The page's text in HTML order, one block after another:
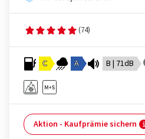
(74)
C A B | 71dB
Aktion - Kaufprämie sichern